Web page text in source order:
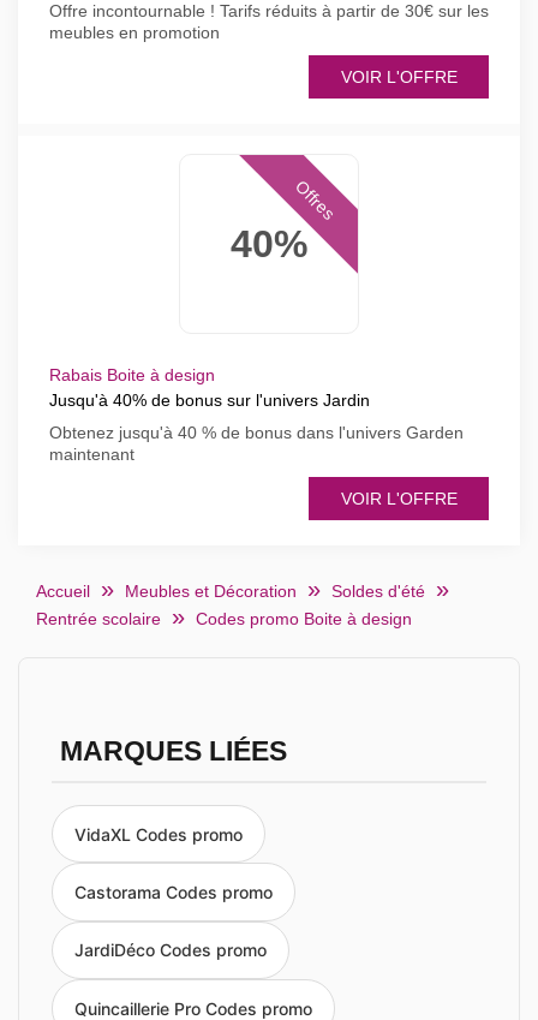
Offre incontournable ! Tarifs réduits à partir de 30€ sur les
meubles en promotion
VOIR L'OFFRE
40%
Offres
Rabais Boite à design
Jusqu'à 40% de bonus sur l'univers Jardin
Obtenez jusqu'à 40 % de bonus dans l'univers Garden
maintenant
VOIR L'OFFRE
Accueil Meubles et Décoration
Soldes d'été
Rentrée scolaire
Codes promo Boite à design
MARQUES LIÉES
VidaXL Codes promo
Castorama Codes promo
JardiDéco Codes promo
Quincaillerie Pro Codes promo